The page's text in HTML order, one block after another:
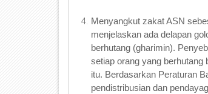
Menyangkut zakat ASN
menjelaskan ada delapan
berhutang (gharimin).
setiap orang yang
itu. Berdasarkan Peraturan
pendistribusian dan